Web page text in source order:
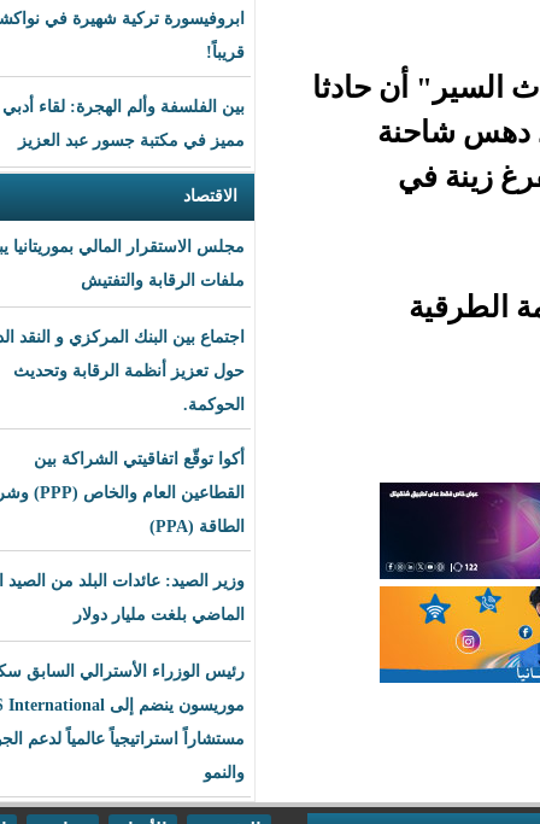
ابروفيسورة تركية شهيرة في نواكشوط
بين الفلسفة وألم الهجرة: لقاء أدبي
مميز في مكتبة جسور عبد العزيز
مجلس الاستقرار المالي بموريتانيا يبحث
ملفات الرقابة والتفتيش
اجتماع بين البنك المركزي و النقد الدولي
حول تعزيز أنظمة الرقابة وتحديث
أكوا توقّع اتفاقيتي الشراكة بين
القطاعين العام والخاص (PPP) وشراء
وزير الصيد: عائدات البلد من الصيد العام
الماضي بلغت مليار دولار
رئيس الوزراء الأسترالي السابق سكوت
موريسون ينضم إلى BLS International
مستشاراً استراتيجياً عالمياً لدعم الجودة
حادثا